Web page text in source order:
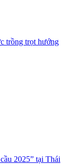
trồng trọt hướng
2025” tại Thái